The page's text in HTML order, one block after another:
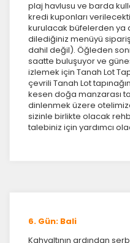
plaj havlusu ve barda
kredi kuponları
kurulacak büfelerden ya
dilediğiniz menüyü
dahil değil). Öğleden
saatte buluşuyor ve
izlemek için Tanah Lot
çevrili Tanah Lot
kesen doğa manzarası
dinlenmek üzere
sizinle birlikte olacak
talebiniz için yardımcı
6. Gün: Bali
Kahvaltının ardından